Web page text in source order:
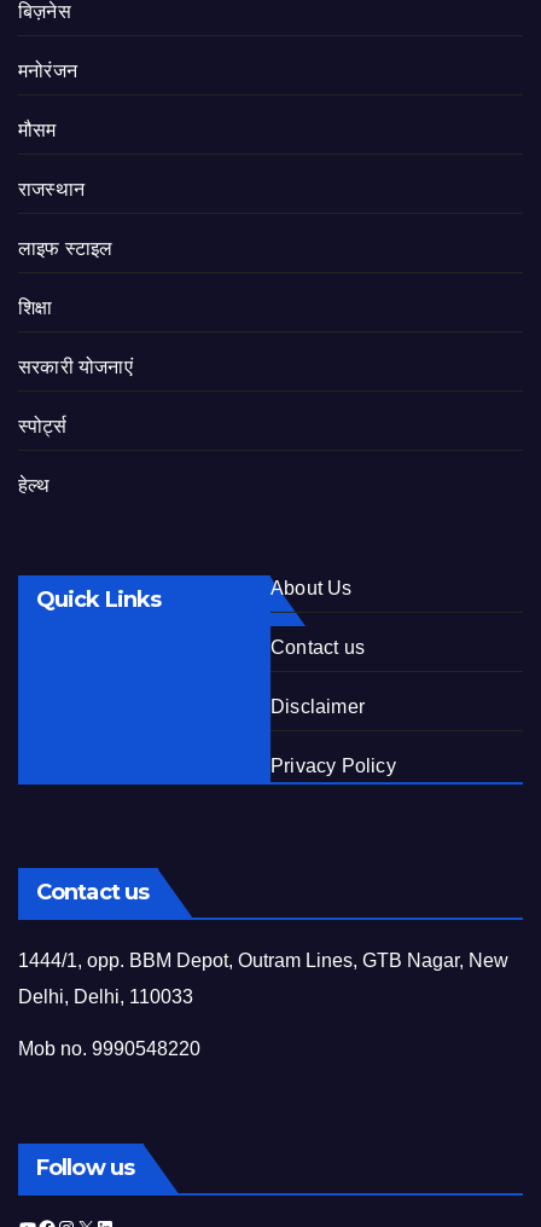
बिज़नेस
मनोरंजन
मौसम
राजस्थान
लाइफ स्टाइल
शिक्षा
सरकारी योजनाएं
स्पोर्ट्स
हेल्थ
Quick Links About Us
Contact us
Disclaimer
Privacy Policy
Contact us
1444/1, opp. BBM Depot, Outram Lines, GTB Nagar, New
Delhi, Delhi, 110033
Mob no. 9990548220
Follow us